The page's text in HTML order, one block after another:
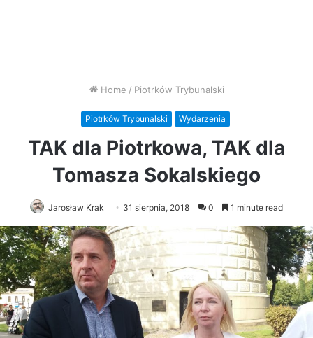
Home / Piotrków Trybunalski
Piotrków Trybunalski Wydarzenia
TAK dla Piotrkowa, TAK dla
Tomasza Sokalskiego
Jarosław Krak 31 sierpnia, 2018 0 1 minute read